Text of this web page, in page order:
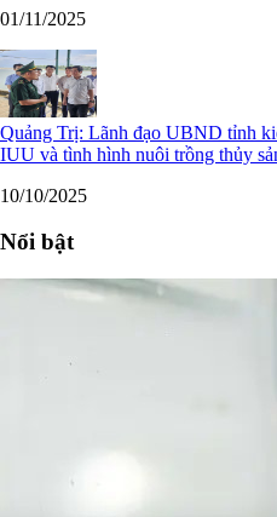
01/11/2025
Quảng Trị: Lãnh đạo UBND tỉnh
IUU và tình hình nuôi trồng thủy
10/10/2025
Nổi bật